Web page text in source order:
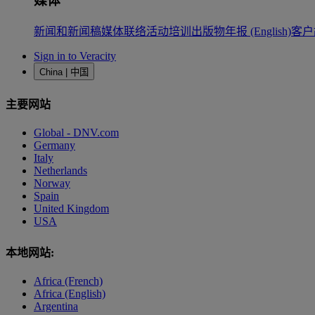
新闻和新闻稿媒体联络活动培训 出版物年报 (English)客
Sign in to Veracity
China | 中国
主要网站
Global - DNV.com
Germany
Italy
Netherlands
Norway
Spain
United Kingdom
USA
本地网站:
Africa (French)
Africa (English)
Argentina